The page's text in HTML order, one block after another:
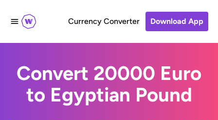
Currency Converter Download App
Convert 20000 Euro
to Egyptian Pound